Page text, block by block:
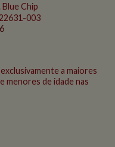
Blue Chip
003
a maiores
menores de idade nas